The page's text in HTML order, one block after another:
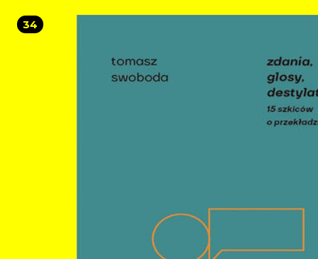
doznaje artystycznego objawienia, słuchając septetu Vinteuila, to tutaj
sukniach od Fortunyego, o Wenecji i Dostojewskim, i to tutaj pojawia się imię
Przede wszystkim jednak patrzy na śpiącą Albertynę, więzi ją, a tym samym samego
się na nowej edycji powieści, uwzględniającej Proustowskie poprawki i
usuwane przez pierwszych wydawców. Podajemy go, oczywiście, w nowym
34